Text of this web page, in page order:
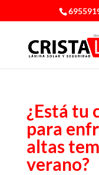
¿Está tu
para
altas
verano?